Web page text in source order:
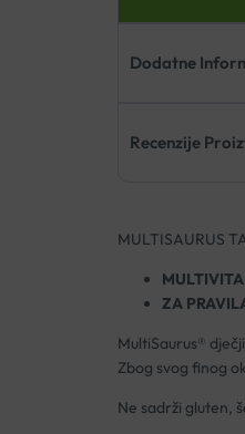
Dodatne
Recenzije
MULTISAURUS
ZA
MultiSaurus®
Zbog svog finog
Ne sadrži gluten,